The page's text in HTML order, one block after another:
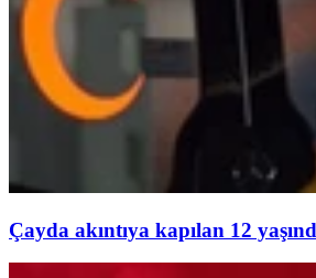
Çayda akıntıya kapılan 12